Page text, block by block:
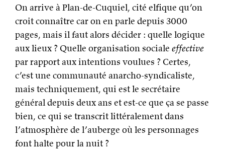
On arrive à Plan-de-Cuquiel, cité elfique qu’on
croit connaître car on en parle depuis 3000
pages, mais il faut alors décider : quelle logique
aux lieux ? Quelle organisation sociale effective
par rapport aux intentions voulues ? Certes,
c’est une communauté anarcho-syndicaliste,
mais techniquement, qui est le secrétaire
général depuis deux ans et est-ce que ça se passe
bien, ce qui se transcrit littéralement dans
l’atmosphère de l’auberge où les personnages
font halte pour la nuit ?